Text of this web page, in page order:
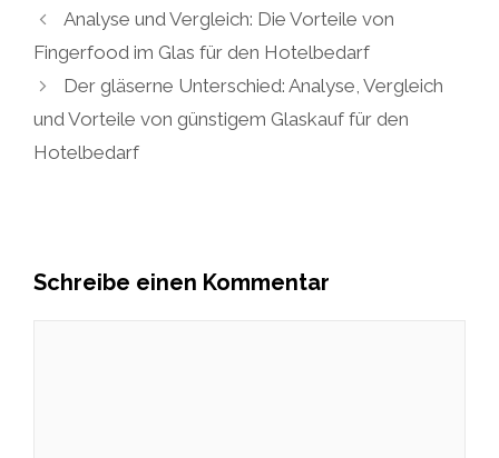
Analyse und Vergleich: Die Vorteile von
Fingerfood im Glas für den Hotelbedarf
Der gläserne Unterschied: Analyse, Vergleich
und Vorteile von günstigem Glaskauf für den
Hotelbedarf
Schreibe einen Kommentar